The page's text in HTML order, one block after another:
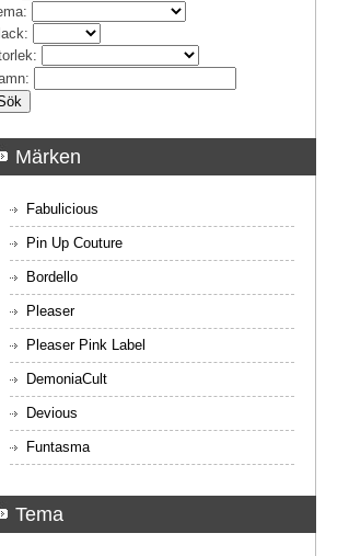
:
:
:
:
Märken
Fabulicious
Pin Up Couture
Bordello
Pleaser
Pleaser Pink Label
DemoniaCult
Devious
Funtasma
Tema